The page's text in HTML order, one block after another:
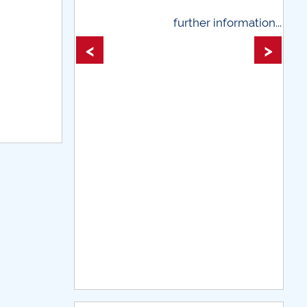
further information...
< >